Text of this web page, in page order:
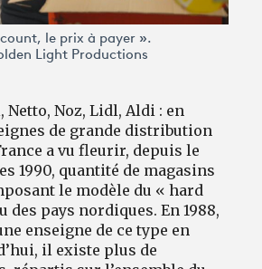
le prix à payer ».
Light Productions
Netto, Noz, Lidl, Aldi : en
de grande distribution
a vu fleurir, depuis le
1990, quantité de magasins
le modèle du « hard
des pays nordiques. En 1988,
enseigne de ce type en
il existe plus de